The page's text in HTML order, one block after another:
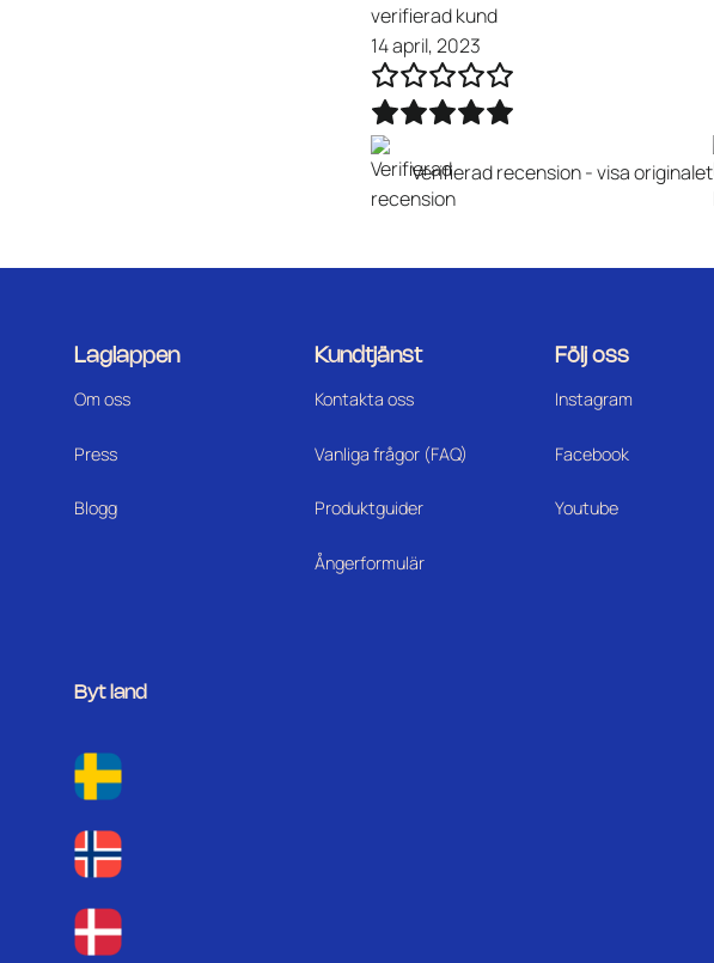
verifierad kund
14 april, 2023
Verifierad recension -visa originalet
Laglappen
Om oss
Press
Blogg
Kundtjänst
Kontakta oss
Vanliga frågor (FAQ)
Produktguider
Ångerformulär
Följ oss
Instagram
Facebook
Youtube
Byt land